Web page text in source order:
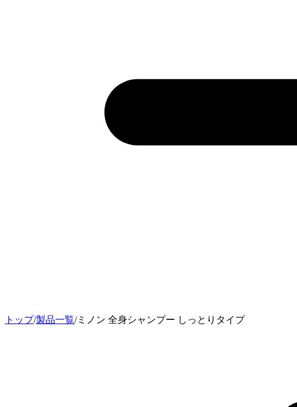
トップ/製品一覧/ミノン 全身シャンプー しっとりタイプ